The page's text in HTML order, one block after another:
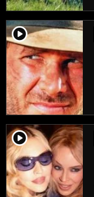
player2
player2